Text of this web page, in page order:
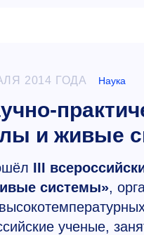
2014 ГОДА Наука
и живые
III
системы»,
ученые,